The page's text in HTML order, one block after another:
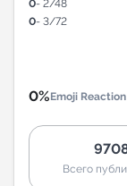
0- 2/48
0- 3/72
0%Emoji
Всего